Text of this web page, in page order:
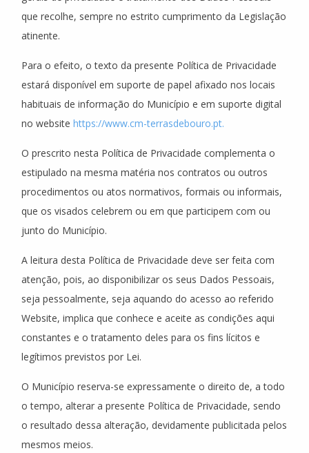
que recolhe, sempre no estrito cumprimento da Legislação
atinente.
Para o efeito, o texto da presente Política de Privacidade
estará disponível em suporte de papel afixado nos locais
habituais de informação do Município e em suporte digital
no website https://www.cm-terrasdebouro.pt.
O prescrito nesta Política de Privacidade complementa o
estipulado na mesma matéria nos contratos ou outros
procedimentos ou atos normativos, formais ou informais,
que os visados celebrem ou em que participem com ou
junto do Município.
A leitura desta Política de Privacidade deve ser feita com
atenção, pois, ao disponibilizar os seus Dados Pessoais,
seja pessoalmente, seja aquando do acesso ao referido
Website, implica que conhece e aceite as condições aqui
constantes e o tratamento deles para os fins lícitos e
legítimos previstos por Lei.
O Município reserva-se expressamente o direito de, a todo
o tempo, alterar a presente Política de Privacidade, sendo
o resultado dessa alteração, devidamente publicitada pelos
mesmos meios.